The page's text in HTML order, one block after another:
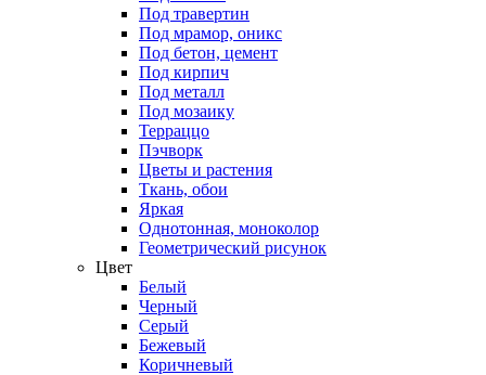
Под травертин
Под мрамор, оникс
Под бетон, цемент
Под кирпич
Под металл
Под мозаику
Терраццо
Пэчворк
Цветы и растения
Ткань, обои
Яркая
Однотонная, моноколор
Геометрический рисунок
Цвет
Белый
Черный
Серый
Бежевый
Коричневый